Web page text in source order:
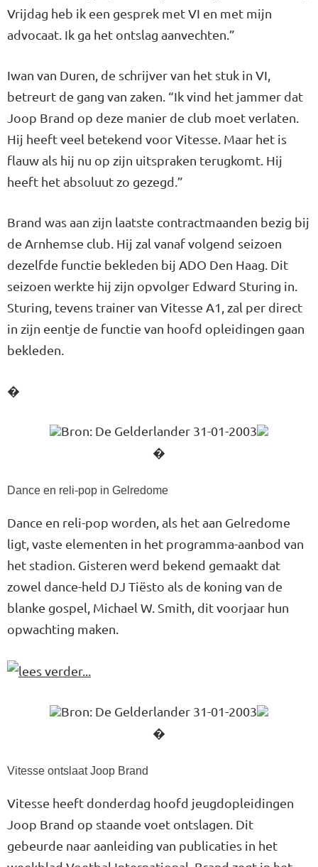
Vrijdag heb ik een gesprek met VI en met mijn
advocaat. Ik ga het ontslag aanvechten.”
Iwan van Duren, de schrijver van het stuk in VI,
betreurt de gang van zaken. “Ik vind het jammer dat
Joop Brand op deze manier de club moet verlaten.
Hij heeft veel betekend voor Vitesse. Maar het is
flauw als hij nu op zijn uitspraken terugkomt. Hij
heeft het absoluut zo gezegd.”
Brand was aan zijn laatste contractmaanden bezig bij
de Arnhemse club. Hij zal vanaf volgend seizoen
dezelfde functie bekleden bij ADO Den Haag. Dit
seizoen werkte hij zijn opvolger Edward Sturing in.
Sturing, tevens trainer van Vitesse A1, zal per direct
in zijn eentje de functie van hoofd opleidingen gaan
bekleden.
�
Bron: De Gelderlander 31-01-2003
�
Dance en reli-pop in Gelredome
Dance en reli-pop worden, als het aan Gelredome
ligt, vaste elementen in het programma-aanbod van
het stadion. Gisteren werd bekend gemaakt dat
zowel dance-held DJ Tiësto als de koning van de
blanke gospel, Michael W. Smith, dit voorjaar hun
opwachting maken.
Bron: De Gelderlander 31-01-2003
�
Vitesse ontslaat Joop Brand
Vitesse heeft donderdag hoofd jeugdopleidingen
Joop Brand op staande voet ontslagen. Dit
gebeurde naar aanleiding van publicaties in het